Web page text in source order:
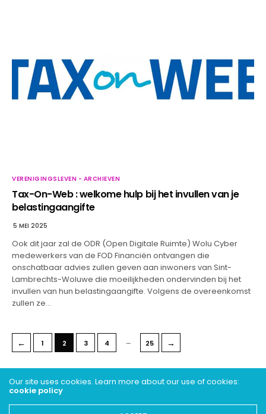
VERENIGINGSLEVEN - ARCHIEVEN
Tax-On-Web : welkome hulp bij het invullen van je
belastingaangifte
5 MEI 2025
Ook dit jaar zal de ODR (Open Digitale Ruimte) Wolu Cyber
medewerkers van de FOD Financiën ontvangen die
onschatbaar advies zullen geven aan inwoners van Sint-
Lambrechts-Woluwe die moeilijkheden ondervinden bij het
invullen van hun belastingaangifte. Volgens de overeenkomst
zullen ze…
← 1 2 3 4 … 25 →
Our site uses cookies. Learn more about our use of cookies:
cookie policy